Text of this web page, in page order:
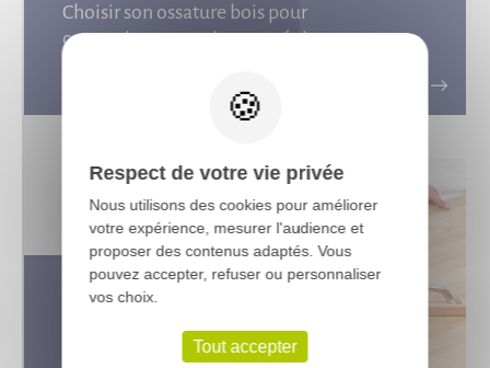
Choisir son ossature bois pour
construire une maison en région
Respect de votre vie privée
Nous utilisons des cookies pour améliorer
votre expérience, mesurer l'audience et
proposer des contenus adaptés. Vous
pouvez accepter, refuser ou personnaliser
vos choix.
Tout accepter